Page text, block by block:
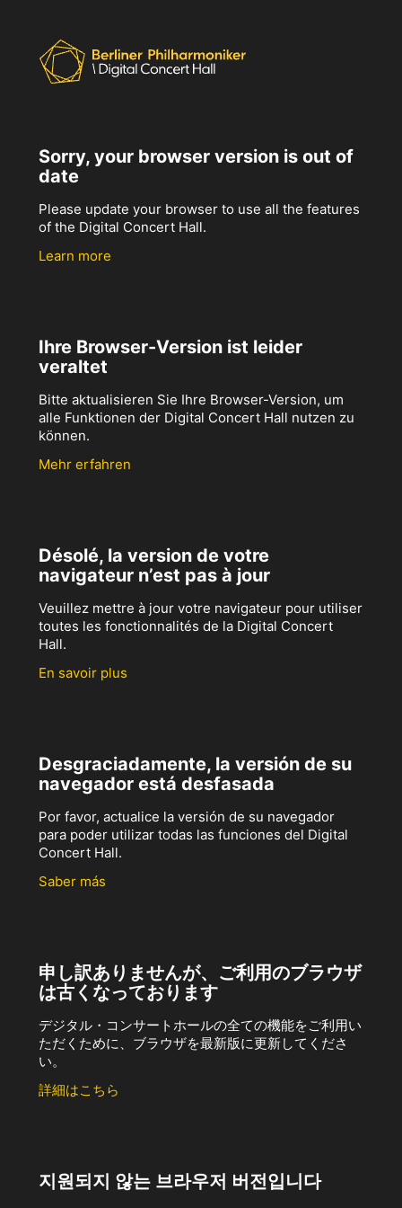
Sorry, your browser version is out of
date
Please update your browser to use all the features
of the Digital Concert Hall.
Learn more
Ihre Browser-Version ist leider
veraltet
Bitte aktualisieren Sie Ihre Browser-Version, um
alle Funktionen der Digital Concert Hall nutzen zu
können.
Mehr erfahren
Désolé, la version de votre
navigateur n’est pas à jour
Veuillez mettre à jour votre navigateur pour utiliser
toutes les fonctionnalités de la Digital Concert
Hall.
En savoir plus
Desgraciadamente, la versión de su
navegador está desfasada
Por favor, actualice la versión de su navegador
para poder utilizar todas las funciones del Digital
Concert Hall.
Saber más
申し訳ありませんが、ご利用のブラウザ
は古くなっております
デジタル・コンサートホールの全ての機能をご利用い
ただくために、ブラウザを最新版に更新してくださ
い。
詳細はこちら
지원되지 않는 브라우저 버전입니다